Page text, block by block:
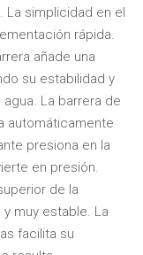
simplicidad en el
rápida.
añade una
su estabilidad y
La barrera de
automáticamente
presiona en la
en presión.
de la
muy estable. La
facilita su